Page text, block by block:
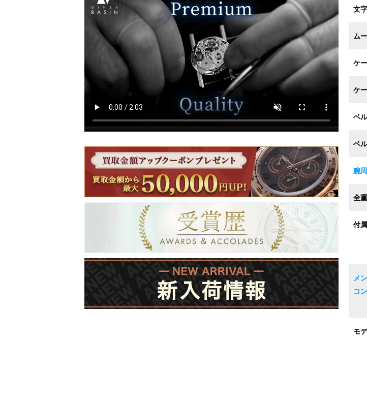
文
ム
ケ
ケ
ベ
ベ
腕
全
付
メ
コ
モ